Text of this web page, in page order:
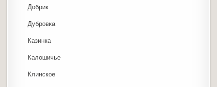
Добрик
Дубровка
Казинка
Калошичье
Клинское